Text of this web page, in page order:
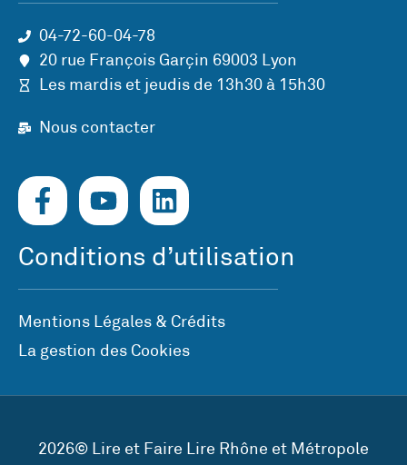
04-72-60-04-78
20 rue François Garçin 69003 Lyon
Les mardis et jeudis de 13h30 à 15h30
Nous contacter
Conditions d’utilisation
Mentions Légales & Crédits
La gestion des Cookies
2026© Lire et Faire Lire Rhône et Métropole